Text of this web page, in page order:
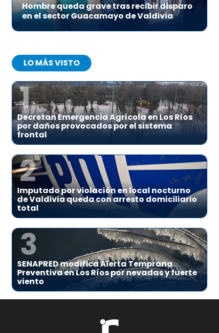
Hombre queda grave tras recibir disparo
en el sector Guacamayo de Valdivia
LO MÁS VISTO
1
Decretan Emergencia Agrícola en Los Ríos
por daños provocados por el sistema
frontal
2
Imputado por violación en local nocturno
de Valdivia queda con arresto domiciliario
total
3
SENAPRED modifica Alerta Temprana
Preventiva en Los Ríos por nevadas y fuerte
viento